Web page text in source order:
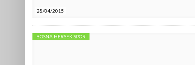
28/04/2015
BOSNA HERSEK SPOR